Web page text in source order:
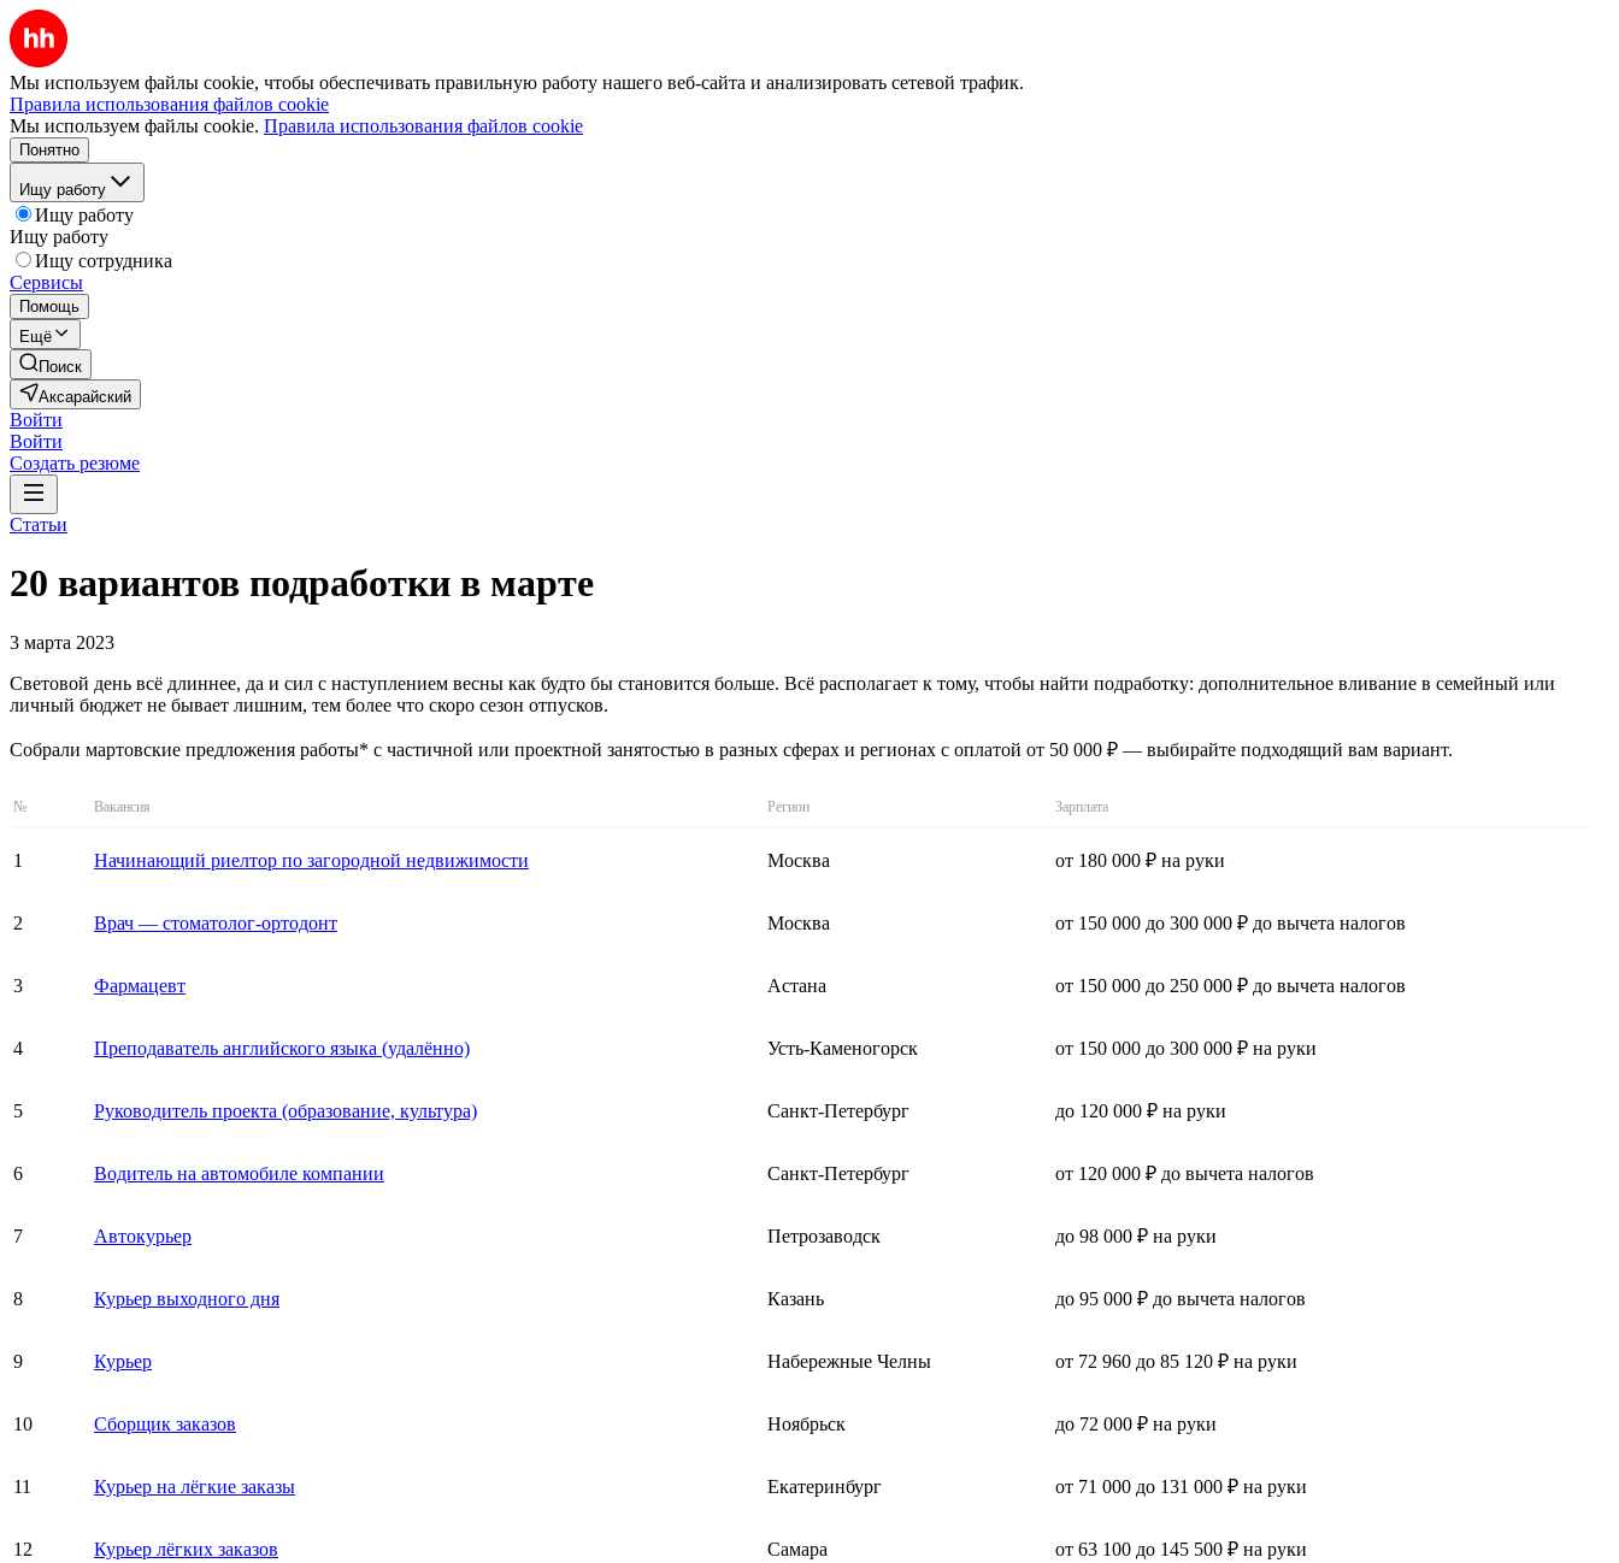
Мы используем файлы cookie, чтобы обеспечивать правильную работу нашего веб-сайта и анализировать сетевой трафик.
Правила использования файлов cookie
Мы используем файлы cookie. Правила использования файлов cookie
Понятно
Ищу работу
Ищу работу
Ищу работу
Ищу сотрудника
Сервисы
Помощь
Ещё
Поиск
Аксарайский
Войти
Войти
Создать резюме
Статьи
20 вариантов подработки в марте
3 марта 2023
Световой день всё длиннее, да и сил с наступлением весны как будто бы становится больше. Всё располагает к тому, чтобы найти подработку: дополнительное вливание в семейный или
личный бюджет не бывает лишним, тем более что скоро сезон отпусков.
Собрали мартовские предложения работы* с частичной или проектной занятостью в разных сферах и регионах с оплатой от 50 000 ₽ — выбирайте подходящий вам вариант.
№ Вакансия Регион Зарплата
1 Начинающий риелтор по загородной недвижимости Москва от 180 000 ₽ на руки
2 Врач — стоматолог-ортодонт Москва от 150 000 до 300 000 ₽ до вычета налогов
3 Фармацевт Астана от 150 000 до 250 000 ₽ до вычета налогов
4 Преподаватель английского языка (удалённо) Усть-Каменогорск от 150 000 до 300 000 ₽ на руки
5 Руководитель проекта (образование, культура) Санкт-Петербург до 120 000 ₽ на руки
6 Водитель на автомобиле компании Санкт-Петербург от 120 000 ₽ до вычета налогов
7 Автокурьер Петрозаводск до 98 000 ₽ на руки
8 Курьер выходного дня Казань до 95 000 ₽ до вычета налогов
9 Курьер Набережные Челны от 72 960 до 85 120 ₽ на руки
10 Сборщик заказов Ноябрьск до 72 000 ₽ на руки
11 Курьер на лёгкие заказы Екатеринбург от 71 000 до 131 000 ₽ на руки
12 Курьер лёгких заказов Самара от 63 100 до 145 500 ₽ на руки